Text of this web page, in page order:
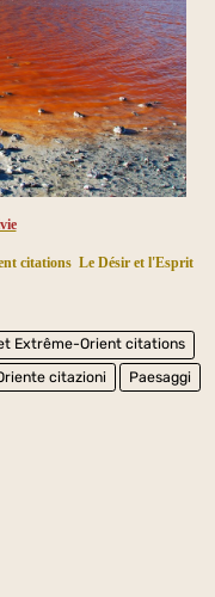
citations Le Désir et l'Esprit
Extrême-Orient citations
citazioni
Paesaggi